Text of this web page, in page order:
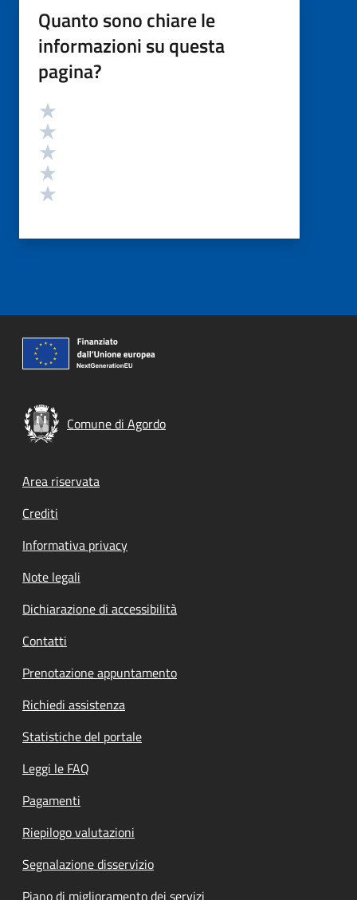
Quanto sono chiare le
informazioni su questa
pagina?
Valutazione
Comune di Agordo
Footer menu
Area riservata
Crediti
Informativa privacy
Note legali
Dichiarazione di accessibilità
Contatti
Prenotazione appuntamento
Richiedi assistenza
Statistiche del portale
Leggi le FAQ
Pagamenti
Riepilogo valutazioni
Segnalazione disservizio
Piano di miglioramento dei servizi